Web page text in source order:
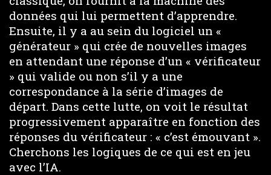
données qui lui permettent d’apprendre.
Ensuite, il y a au sein du logiciel un «
générateur » qui crée de nouvelles images
en attendant une réponse d’un « vérificateur
» qui valide ou non s’il y a une
correspondance à la série d’images de
départ. Dans cette lutte, on voit le résultat
progressivement apparaître en fonction des
réponses du vérificateur : « c’est émouvant ».
Cherchons les logiques de ce qui est en jeu
avec l’IA.